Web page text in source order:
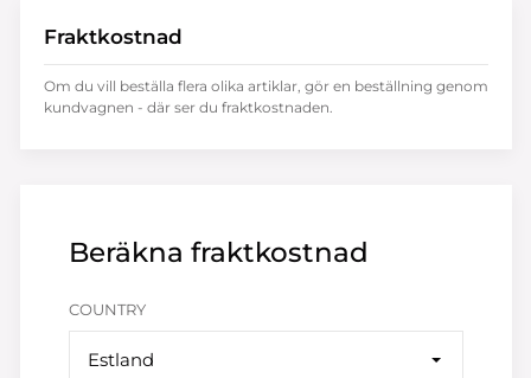
Beräkna fraktkostnad
COUNTRY
Estland
Fraktkostnad
Om du vill beställa flera olika artiklar, gör en beställning genom
kundvagnen - där ser du fraktkostnaden.